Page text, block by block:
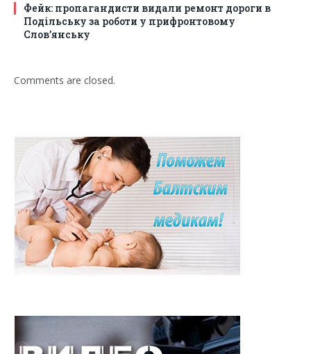
Фейк: пропагандисти видали ремонт дороги в
Подільську за роботи у прифронтовому
Слов’янську
Comments are closed.